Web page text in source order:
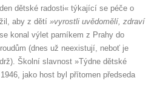
dětské radosti« týkající se péče o
aby z dětí »vyrostli uvědomělí, zdraví
konal výlet parníkem z Prahy do
(dnes už neexistují, neboť je
Školní slavnost »Týdne dětské
jako host byl přítomen předseda